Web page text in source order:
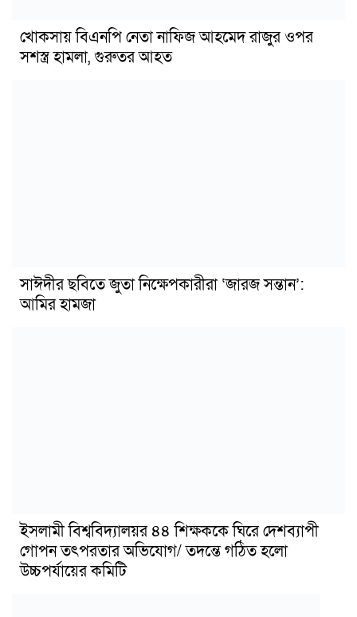
খোকসায় বিএনপি নেতা নাফিজ আহমেদ রাজুর ওপর
সশস্ত্র হামলা, গুরুতর আহত
সাঈদীর ছবিতে জুতা নিক্ষেপকারীরা ‘জারজ সন্তান’:
আমির হামজা
ইসলামী বিশ্ববিদ্যালয়র ৪৪ শিক্ষককে ঘিরে দেশব্যাপী
গোপন তৎপরতার অভিযোগ/ তদন্তে গঠিত হলো
উচ্চপর্যায়ের কমিটি